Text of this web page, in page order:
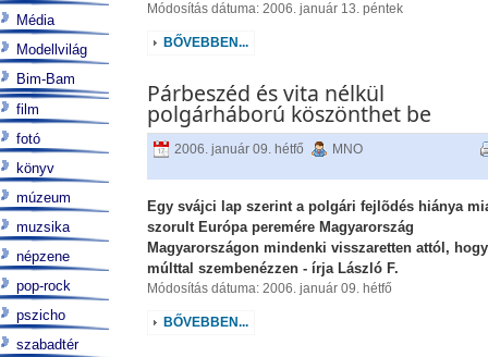
Módosítás dátuma: 2006. január 13. péntek
BŐVEBBEN...
Párbeszéd és vita nélkül
polgárháború köszönthet be
2006. január 09. hétfő MNO
Egy svájci lap szerint a polgári fejlõdés hiánya
szorult Európa peremére Magyarország
Magyarországon mindenki visszaretten attól,
múlttal szembenézzen - írja László F.
Módosítás dátuma: 2006. január 09. hétfő
BŐVEBBEN...
Média
Modellvilág
Bim-Bam
film
fotó
könyv
múzeum
muzsika
népzene
pop-rock
pszicho
szabadtér